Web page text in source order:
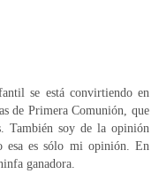
se está convirtiendo en
de Primera Comunión, que
También soy de la opinión
esa es sólo mi opinión. En
ganadora.